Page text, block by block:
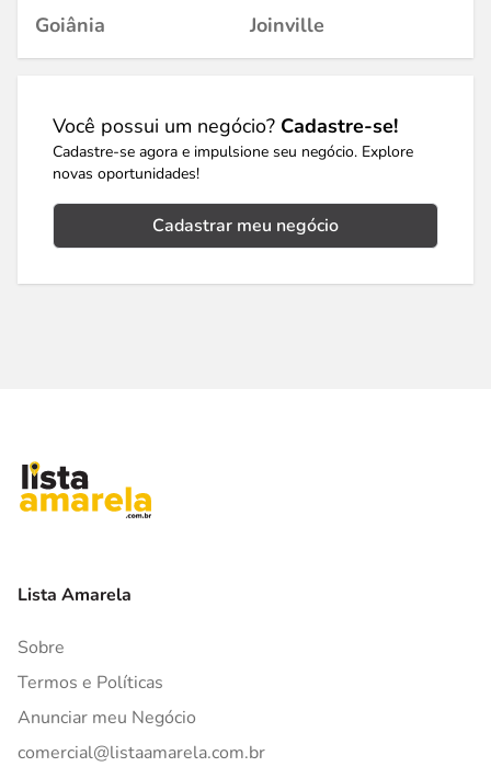
Goiânia
Joinville
Você possui um negócio? Cadastre-se!
Cadastre-se agora e impulsione seu negócio. Explore
novas oportunidades!
Cadastrar meu negócio
Lista Amarela
Sobre
Termos e Políticas
Anunciar meu Negócio
comercial@listaamarela.com.br